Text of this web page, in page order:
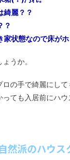
麗？？
？
状態なので床がホ
うか。
ロの手で綺麗にし
ても入居前にハ
然派のハウス